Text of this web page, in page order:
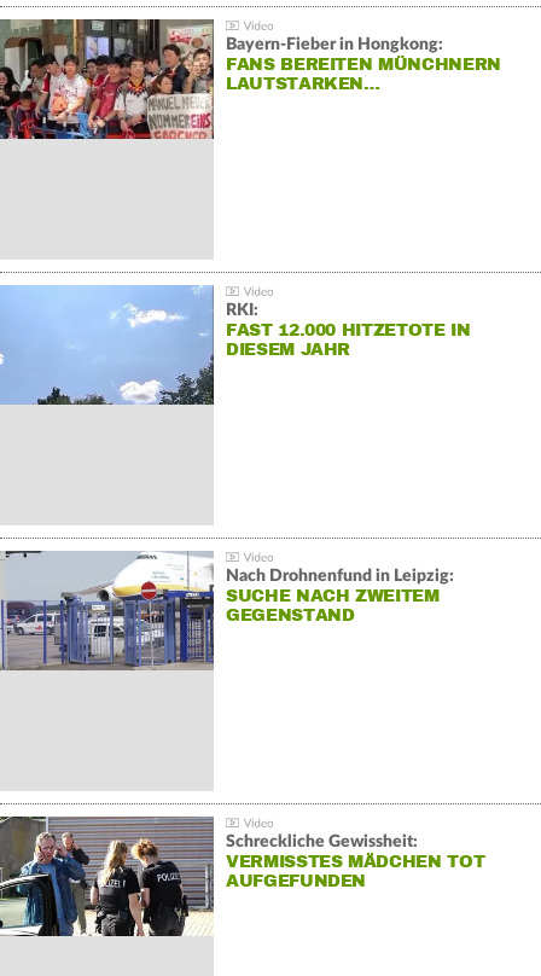
Bayern-Fieber in Hongkong:
FANS BEREITEN MÜNCHNERN
LAUTSTARKEN…
RKI:
FAST 12.000 HITZETOTE IN
DIESEM JAHR
Nach Drohnenfund in Leipzig:
SUCHE NACH ZWEITEM
GEGENSTAND
Schreckliche Gewissheit:
VERMISSTES MÄDCHEN TOT
AUFGEFUNDEN